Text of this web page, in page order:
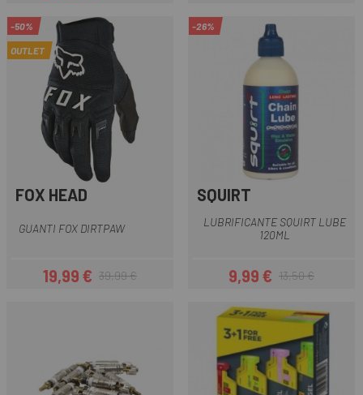
-50%
OUTLET
FOX HEAD
GUANTI FOX DIRTPAW
Prezzo
19,99 €Prezzo base
39,99 €
-26%
SQUIRT
LUBRIFICANTE SQUIRT LUBE
120ML
Prezzo
9,99 €Prezzo base
13,50 €